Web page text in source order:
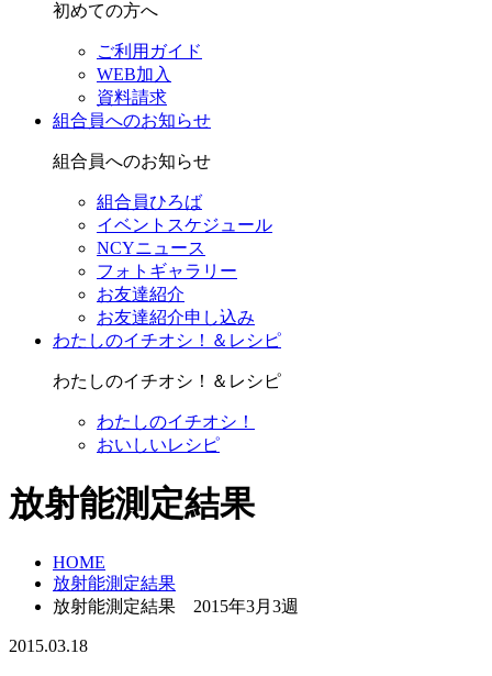
初めての方へ
ご利用ガイド
WEB加入
資料請求
組合員へのお知らせ
組合員へのお知らせ
組合員ひろば
イベントスケジュール
NCYニュース
フォトギャラリー
お友達紹介
お友達紹介申し込み
わたしのイチオシ！＆レシピ
わたしのイチオシ！＆レシピ
わたしのイチオシ！
おいしいレシピ
放射能測定結果
HOME
放射能測定結果
放射能測定結果 2015年3月3週
2015.03.18